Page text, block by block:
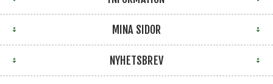
MINA SIDOR
NYHETSBREV